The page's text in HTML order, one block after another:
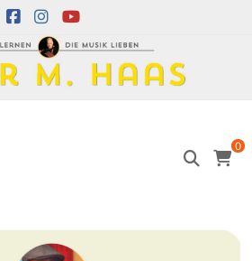
Peter
0